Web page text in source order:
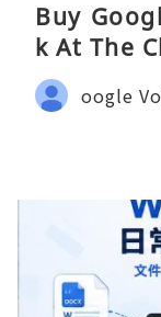
Buy
k At The
oogle